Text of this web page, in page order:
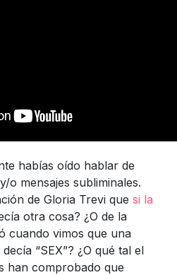
habías oído hablar de
o mensajes subliminales.
de Gloria Trevi que si la
otra cosa? ¿O de la
cuando vimos que una
“SEX”? ¿O qué tal el
han comprobado que